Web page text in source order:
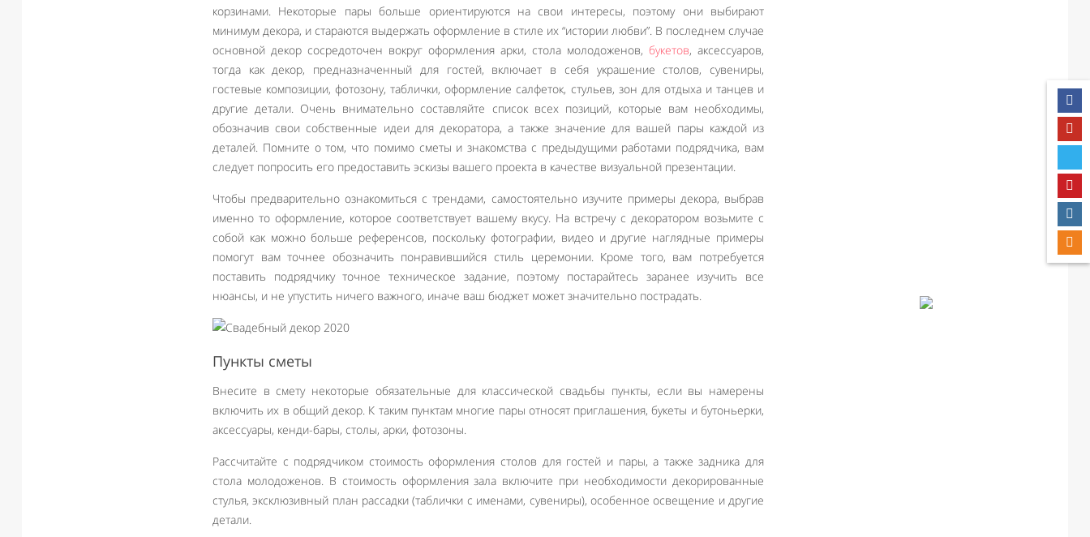
корзинами. Некоторые пары больше ориентируются на свои интересы, поэтому они выбирают
минимум декора, и стараются выдержать оформление в стиле их “истории любви”. В последнем случае
основной декор сосредоточен вокруг оформления арки, стола молодоженов, букетов, аксессуаров,
тогда как декор, предназначенный для гостей, включает в себя украшение столов, сувениры,
гостевые композиции, фотозону, таблички, оформление салфеток, стульев, зон для отдыха и танцев и
другие детали. Очень внимательно составляйте список всех позиций, которые вам необходимы,
обозначив свои собственные идеи для декоратора, а также значение для вашей пары каждой из
деталей. Помните о том, что помимо сметы и знакомства с предыдущими работами подрядчика, вам
следует попросить его предоставить эскизы вашего проекта в качестве визуальной презентации.
Чтобы предварительно ознакомиться с трендами, самостоятельно изучите примеры декора, выбрав
именно то оформление, которое соответствует вашему вкусу. На встречу с декоратором возьмите с
собой как можно больше референсов, поскольку фотографии, видео и другие наглядные примеры
помогут вам точнее обозначить понравившийся стиль церемонии. Кроме того, вам потребуется
поставить подрядчику точное техническое задание, поэтому постарайтесь заранее изучить все
нюансы, и не упустить ничего важного, иначе ваш бюджет может значительно пострадать.
Пункты сметы
Внесите в смету некоторые обязательные для классической свадьбы пункты, если вы намерены
включить их в общий декор. К таким пунктам многие пары относят приглашения, букеты и бутоньерки,
аксессуары, кенди-бары, столы, арки, фотозоны.
Рассчитайте с подрядчиком стоимость оформления столов для гостей и пары, а также задника для
стола молодоженов. В стоимость оформления зала включите при необходимости декорированные
стулья, эксклюзивный план рассадки (таблички с именами, сувениры), особенное освещение и другие
детали.